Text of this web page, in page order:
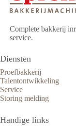
Complete bakkerij
service.
Diensten
Proefbakkerij
Talentontwikkeling
Service
Storing melding
Handige links